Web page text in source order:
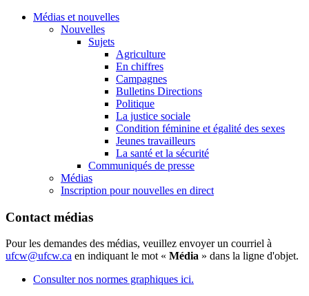
Médias et nouvelles
Nouvelles
Sujets
Agriculture
En chiffres
Campagnes
Bulletins Directions
Politique
La justice sociale
Condition féminine et égalité des sexes
Jeunes travailleurs
La santé et la sécurité
Communiqués de presse
Médias
Inscription pour nouvelles en direct
Contact médias
Pour les demandes des médias, veuillez envoyer un courriel à
ufcw@ufcw.ca en indiquant le mot « Média » dans la ligne d'objet.
Consulter nos normes graphiques ici.